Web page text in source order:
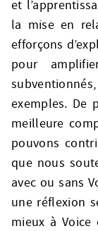
et
la mise en
efforçons
pour
exemples. De
meilleure
pouvons
que nous
avec ou sans
une réflexion
mieux à Voice